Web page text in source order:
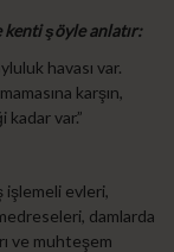
şöyle anlatır:
havası var.
karşın,
var.”
işlemeli evleri,
damlarda
ve muhteşem